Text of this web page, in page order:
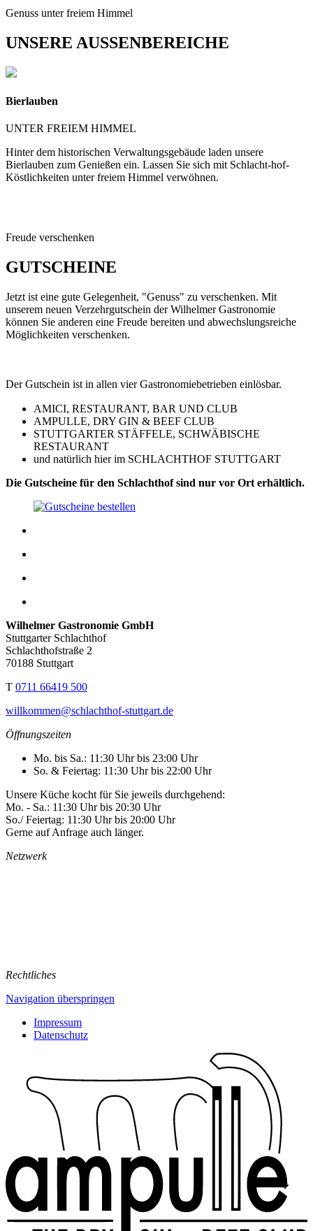
Genuss unter freiem Himmel
UNSERE AUSSENBEREICHE
Bierlauben
UNTER FREIEM HIMMEL
Hinter dem historischen Verwaltungsgebäude laden unsere
Bierlauben zum Genießen ein. Lassen Sie sich mit Schlacht-hof-
Köstlichkeiten unter freiem Himmel verwöhnen.
Freude verschenken
GUTSCHEINE
Jetzt ist eine gute Gelegenheit, "Genuss" zu verschenken. Mit
unserem neuen Verzehrgutschein der Wilhelmer Gastronomie
können Sie anderen eine Freude bereiten und abwechslungsreiche
Möglichkeiten verschenken.
Der Gutschein ist in allen vier Gastronomiebetrieben einlösbar.
AMICI, RESTAURANT, BAR UND CLUB
AMPULLE, DRY GIN & BEEF CLUB
STUTTGARTER STÄFFELE, SCHWÄBISCHE
RESTAURANT
und natürlich hier im SCHLACHTHOF STUTTGART
Die Gutscheine für den Schlachthof sind nur vor Ort erhältlich.
Wilhelmer Gastronomie GmbH
Stuttgarter Schlachthof
Schlachthofstraße 2
70188 Stuttgart
T 0711 66419 500
willkommen@schlachthof-stuttgart.de
Öffnungszeiten
Mo. bis Sa.: 11:30 Uhr bis 23:00 Uhr
So. & Feiertag: 11:30 Uhr bis 22:00 Uhr
Unsere Küche kocht für Sie jeweils durchgehend:
Mo. - Sa.: 11:30 Uhr bis 20:30 Uhr
So./ Feiertag: 11:30 Uhr bis 20:00 Uhr
Gerne auf Anfrage auch länger.
Netzwerk
Rechtliches
Navigation überspringen
Impressum
Datenschutz